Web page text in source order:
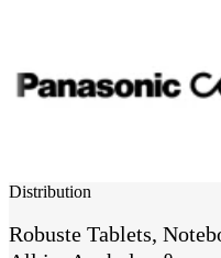
Distribution
Robuste Tablets,